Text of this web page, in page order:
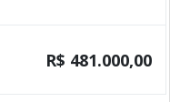
R$ 481.000,00